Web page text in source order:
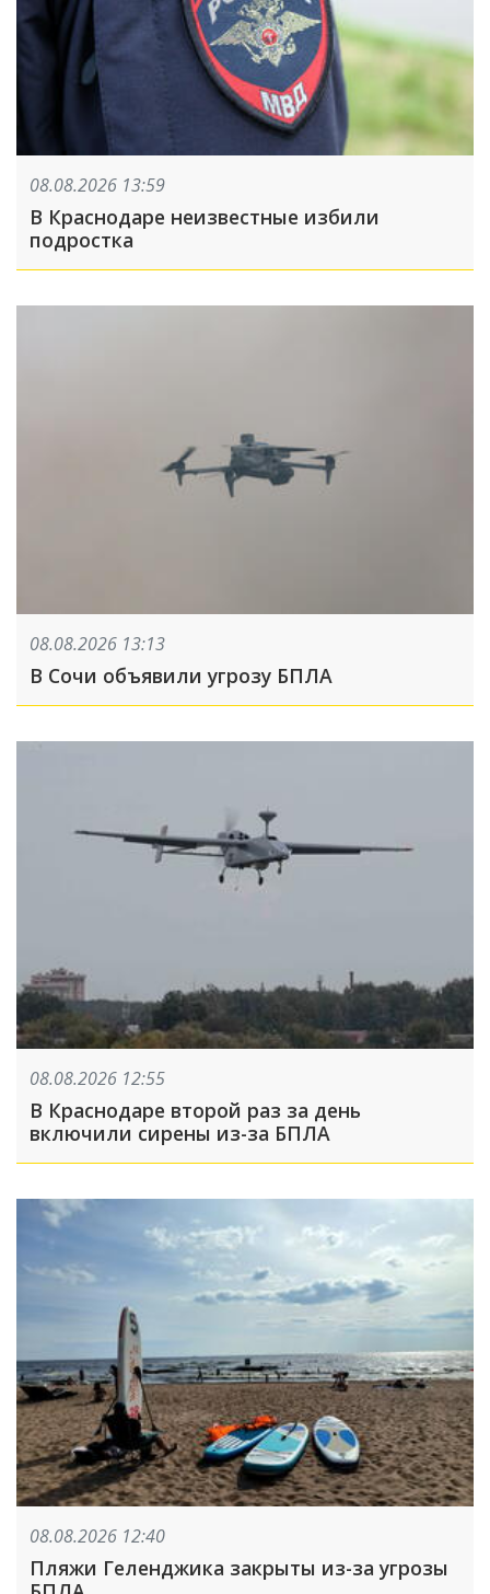
08.08.2026 13:59
В Краснодаре неизвестные избили
подростка
08.08.2026 13:13
В Сочи объявили угрозу БПЛА
08.08.2026 12:55
В Краснодаре второй раз за день
включили сирены из-за БПЛА
08.08.2026 12:40
Пляжи Геленджика закрыты из-за угрозы